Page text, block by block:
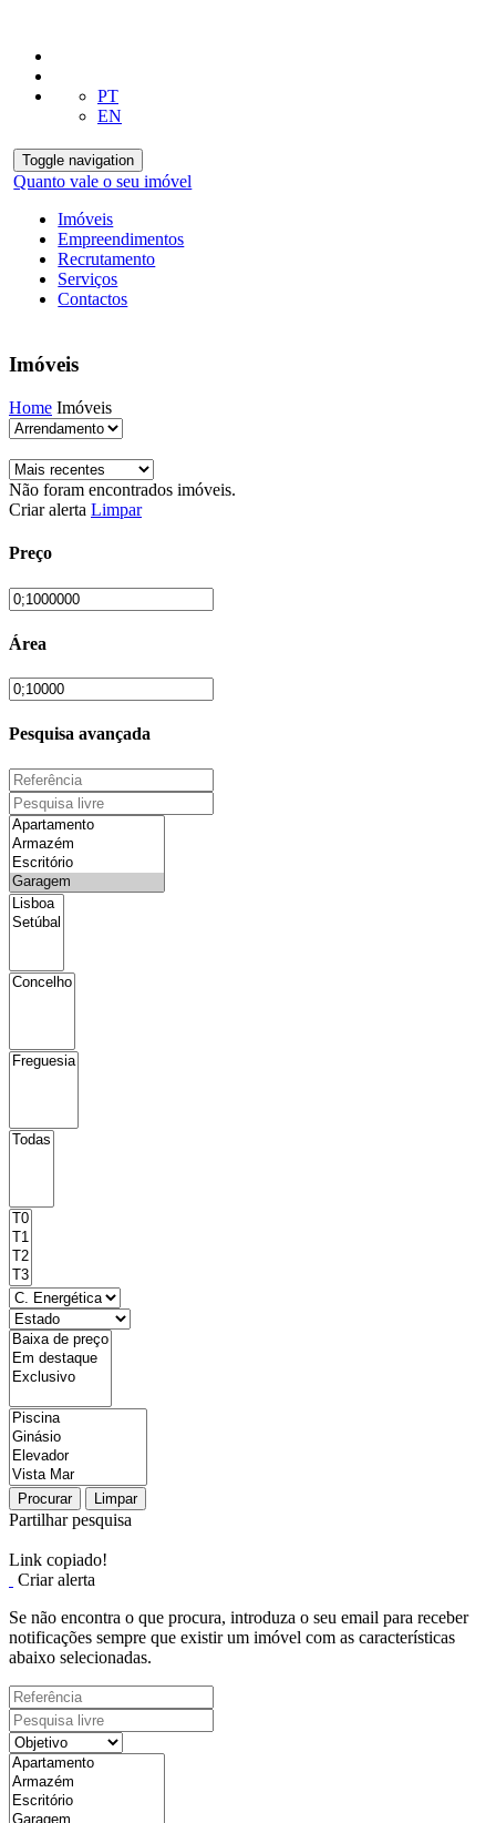
PT
EN
Toggle navigation
Quanto vale o seu imóvel
Imóveis
Empreendimentos
Recrutamento
Serviços
Contactos
Imóveis
Home Imóveis
Não foram encontrados imóveis.
Criar alerta Limpar
Preço
Área
Pesquisa avançada
Procurar Limpar
Partilhar pesquisa
Link copiado!
Criar alerta
Se não encontra o que procura, introduza o seu email para receber
notificações sempre que existir um imóvel com as características
abaixo selecionadas.